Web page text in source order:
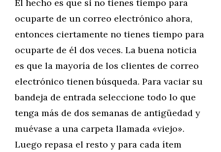
El hecho es que si no tienes tiempo para
ocuparte de un correo electrónico ahora,
entonces ciertamente no tienes tiempo para
ocuparte de él dos veces. La buena noticia
es que la mayoría de los clientes de correo
electrónico tienen búsqueda. Para vaciar su
bandeja de entrada seleccione todo lo que
tenga más de dos semanas de antigüedad y
muévase a una carpeta llamada «viejo».
Luego repasa el resto y para cada ítem